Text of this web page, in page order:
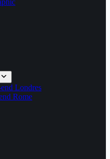
Londres
Rome